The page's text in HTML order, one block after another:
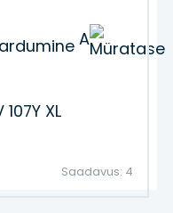
A
XL
Saadavus: 4